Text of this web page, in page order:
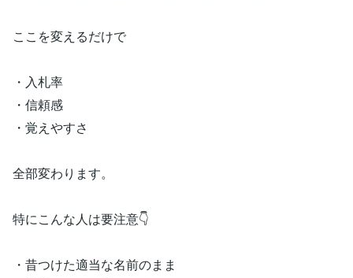
ここを変えるだけで
・入札率
・信頼感
・覚えやすさ
全部変わります。
特にこんな人は要注意👇️
・昔つけた適当な名前のまま